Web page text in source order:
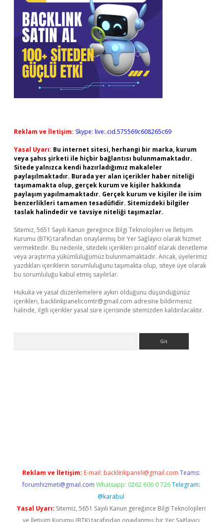
Reklam ve İletişim: Skype: live:.cid.575569c608265c69
Yasal Uyarı: Bu internet sitesi, herhangi bir marka, kurum
veya şahıs şirketi ile hiçbir bağlantısı bulunmamaktadır.
Sitede yalnızca kendi hazırladığımız makaleler
paylaşılmaktadır. Burada yer alan içerikler haber niteliği
taşımamakta olup, gerçek kurum ve kişiler hakkında
paylaşım yapılmamaktadır. Gerçek kurum ve kişiler ile isim
benzerlikleri tamamen tesadüfidir. Sitemizdeki bilgiler
taslak halindedir ve tavsiye niteliği taşımazlar.
Sitemiz, 5651 Sayılı Kanun gereğince Bilgi Teknolojileri ve İletişim
Kurumu (BTK) tarafından onaylanmış bir Yer Sağlayıcı olarak hizmet
vermektedir. Bu nedenle, sitedeki içerikleri proaktif olarak denetleme
veya araştırma yükümlülüğümüz bulunmamaktadır. Ancak, üyelerimiz
yazdıkları içeriklerin sorumluluğunu taşımakta olup, siteye üye olarak
bu sorumluluğu kabul etmiş sayılırlar.
Hukuka ve yasal düzenlemelere aykırı olduğunu düşündüğünüz
içerikleri, backlinkpanelicomtr@gmail.com adresine bildirmeniz
halinde, ilgili içerikler yasal süre içerisinde sitemizden kaldırılacaktır.
Reklam ve İletişim: E-mail: backlinkpaneli@gmail.com Teams:
forumhizmeti@gmail.com Whatsapp: 0262 606 0 726 Telegram:
@karabul
Yasal Uyarı: Sitemiz, 5651 Sayılı Kanun gereğince Bilgi Teknolojileri
ve İletişim Kurumu (BTK) tarafından onaylanmış bir Yer Sağlayıcı